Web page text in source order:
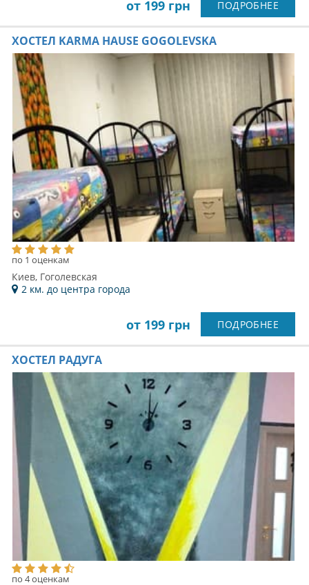
от 199 грн ПОДРОБНЕЕ
ХОСТЕЛ KARMA HAUSЕ GOGOLEVSKA
по 1 оценкам
Киев, Гоголевская
2 км. до центра города
от 199 грн ПОДРОБНЕЕ
ХОСТЕЛ РАДУГА
по 4 оценкам